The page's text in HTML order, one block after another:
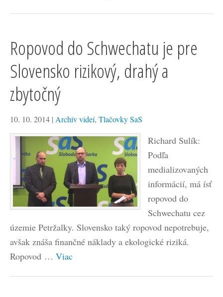
Ropovod do Schwechatu je pre
Slovensko rizikový, drahý a
zbytočný
10. 10. 2014 | Archív videí, Tlačovky SaS
Richard Sulík:
Podľa
medializovaných
informácií, má ísť
ropovod do
Schwechatu cez
územie Petržalky. Slovensko taký ropovod nepotrebuje,
avšak znáša finančné náklady a ekologické riziká.
Ropovod … Viac